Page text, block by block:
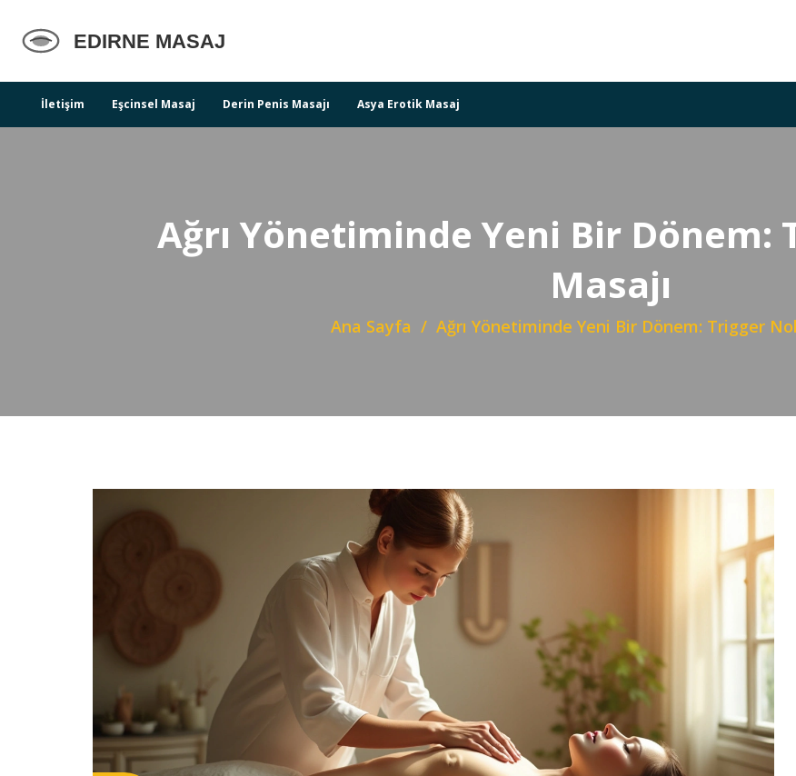
İletişim Eşcinsel Masaj Derin Penis Masajı Asya Erotik Masaj
Ağrı Yönetiminde Yeni Bir Dönem:
Masajı
Ana Sayfa Ağrı Yönetiminde Yeni Bir Dönem: Trigger